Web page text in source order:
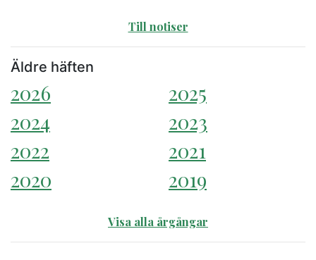
Till notiser
Äldre häften
2026
2025
2024
2023
2022
2021
2020
2019
Visa alla årgångar